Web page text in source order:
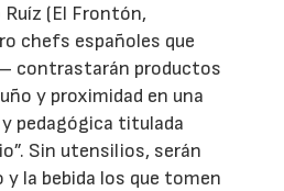
(El Frontón,
chefs españoles que
contrastarán productos
y proximidad en una
pedagógica titulada
Sin utensilios, serán
la bebida los que tomen